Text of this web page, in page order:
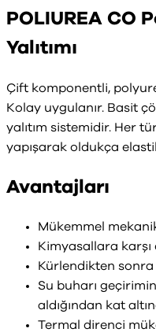
POLIUREA CO
Yalıtımı
Çift komponentli,
Kolay uygulanır. Basit
yalıtım sistemidir. Her
yapışarak oldukça
Avantajları
Mükemmel
Kimyasallara
Kürlendikten
Su buharı
aldığından kat
Termal direnci